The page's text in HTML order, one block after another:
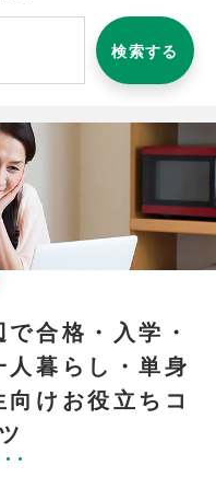
検索する
合格・入学・
暮らし・単身
けお役立ちコ